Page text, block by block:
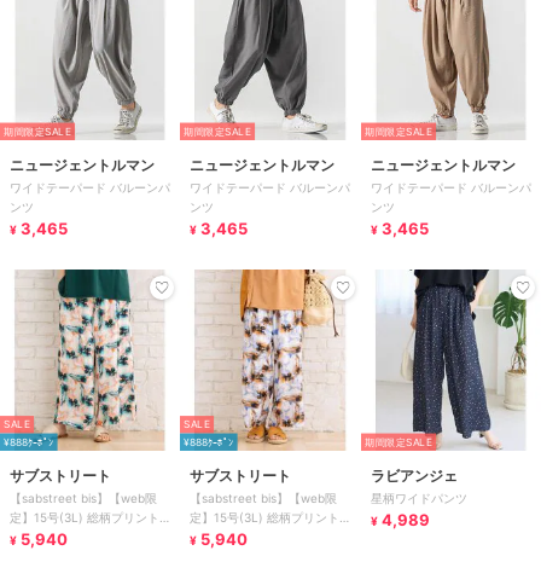
期間限定SALE
ニュージェントルマン
ワイドテーパード バルーンパ
ンツ
¥ 3,465
期間限定SALE
ニュージェントルマン
ワイドテーパード バルーンパ
ンツ
¥ 3,465
期間限定SALE
ニュージェントルマン
ワイドテーパード バルーンパ
ンツ
¥ 3,465
SALE
¥888ｸｰﾎﾟﾝ
サブストリート
【sabstreet bis】【web限
定】15号(3L) 総柄プリントイ
ージーパンツ
¥ 5,940
SALE
¥888ｸｰﾎﾟﾝ
サブストリート
【sabstreet bis】【web限
定】15号(3L) 総柄プリントイ
ージーパンツ
¥ 5,940
期間限定SALE
ラビアンジェ
星柄ワイドパンツ
¥ 4,989